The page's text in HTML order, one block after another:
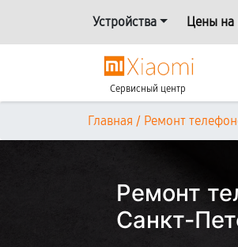
Устройства Цены на
Сервисный центр
Главная / Ремонт
Ремонт
Санкт-